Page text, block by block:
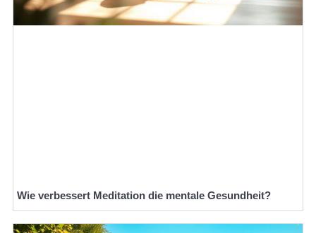
Wie verbessert Meditation die mentale Gesundheit?